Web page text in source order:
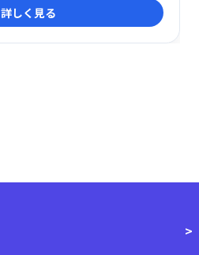
詳しく見る